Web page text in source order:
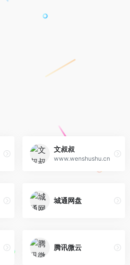
文叔叔
www.wenshushu.cn
城通网盘
腾讯微云